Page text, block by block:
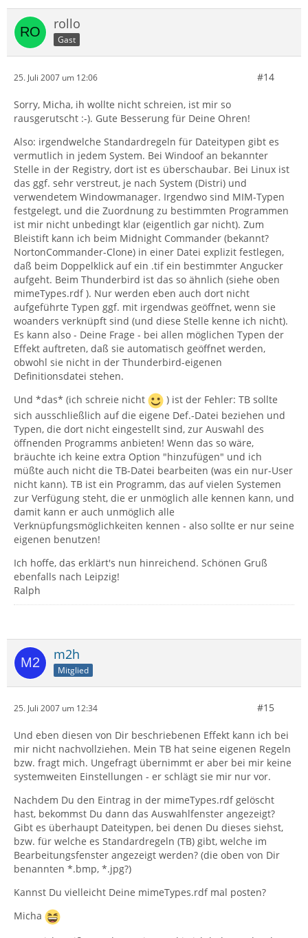
rollo
Gast
25. Juli 2007 um 12:06 #14
Sorry, Micha, ih wollte nicht schreien, ist mir so
rausgerutscht :-). Gute Besserung für Deine Ohren!
Also: irgendwelche Standardregeln für Dateitypen gibt es
vermutlich in jedem System. Bei Windoof an bekannter
Stelle in der Registry, dort ist es überschaubar. Bei Linux ist
das ggf. sehr verstreut, je nach System (Distri) und
verwendetem Windowmanager. Irgendwo sind MIM-Typen
festgelegt, und die Zuordnung zu bestimmten Programmen
ist mir nicht unbedingt klar (eigentlich gar nicht). Zum
Bleistift kann ich beim Midnight Commander (bekannt?
NortonCommander-Clone) in einer Datei explizit festlegen,
daß beim Doppelklick auf ein .tif ein bestimmter Angucker
aufgeht. Beim Thunderbird ist das so ähnlich (siehe oben
mimeTypes.rdf ). Nur werden eben auch dort nicht
aufgeführte Typen ggf. mit irgendwas geöffnet, wenn sie
woanders verknüpft sind (und diese Stelle kenne ich nicht).
Es kann also - Deine Frage - bei allen möglichen Typen der
Effekt auftreten, daß sie automatisch geöffnet werden,
obwohl sie nicht in der Thunderbird-eigenen
Definitionsdatei stehen.
Und *das* (ich schreie nicht
) ist der Fehler: TB sollte
sich ausschließlich auf die eigene Def.-Datei beziehen und
Typen, die dort nicht eingestellt sind, zur Auswahl des
öffnenden Programms anbieten! Wenn das so wäre,
bräuchte ich keine extra Option "hinzufügen" und ich
müßte auch nicht die TB-Datei bearbeiten (was ein nur-User
nicht kann). TB ist ein Programm, das auf vielen Systemen
zur Verfügung steht, die er unmöglich alle kennen kann, und
damit kann er auch unmöglich alle
Verknüpfungsmöglichkeiten kennen - also sollte er nur seine
eigenen benutzen!
Ich hoffe, das erklärt's nun hinreichend. Schönen Gruß
ebenfalls nach Leipzig!
Ralph
m2h
Mitglied
25. Juli 2007 um 12:34 #15
Und eben diesen von Dir beschriebenen Effekt kann ich bei
mir nicht nachvollziehen. Mein TB hat seine eigenen Regeln
bzw. fragt mich. Ungefragt übernimmt er aber bei mir keine
systemweiten Einstellungen - er schlägt sie mir nur vor.
Nachdem Du den Eintrag in der mimeTypes.rdf gelöscht
hast, bekommst Du dann das Auswahlfenster angezeigt?
Gibt es überhaupt Dateitypen, bei denen Du dieses siehst,
bzw. für welche es Standardregeln (TB) gibt, welche im
Bearbeitungsfenster angezeigt werden? (die oben von Dir
benannten *.bmp, *.jpg?)
Kannst Du vielleicht Deine mimeTypes.rdf mal posten?
Micha